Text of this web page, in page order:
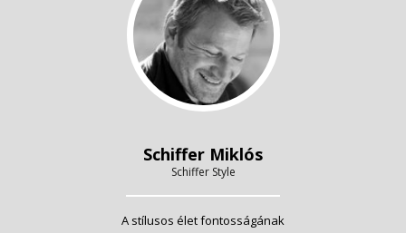
Schiffer Miklós
Schiffer Style
A stílusos élet fontosságának